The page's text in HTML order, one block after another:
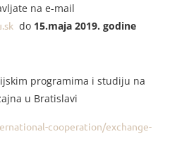
na e-mail
do 15.maja 2019. godine
programima i studiju na
u Bratislavi
cooperation/exchange-